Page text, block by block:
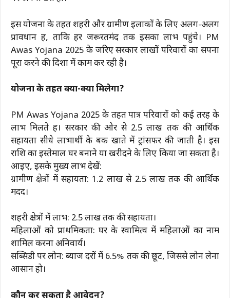
इस योजना के तहत शहरी और ग्रामीण इलाकों के लिए अलग-अलग
प्रावधान हैं, ताकि हर जरूरतमंद तक इसका लाभ पहुंचे। PM
Awas Yojana 2025 के जरिए सरकार लाखों परिवारों का सपना
पूरा करने की दिशा में काम कर रही है।
योजना के तहत क्या-क्या मिलेगा?
PM Awas Yojana 2025 के तहत पात्र परिवारों को कई तरह के
लाभ मिलते हैं। सरकार की ओर से ₹2.5 लाख तक की आर्थिक
सहायता सीधे लाभार्थी के बैंक खाते में ट्रांसफर की जाती है। इस
राशि का इस्तेमाल घर बनाने या खरीदने के लिए किया जा सकता है।
आइए, इसके मुख्य लाभ देखें:
ग्रामीण क्षेत्रों में सहायता: ₹1.2 लाख से ₹2.5 लाख तक की आर्थिक
मदद।
शहरी क्षेत्रों में लाभ: ₹2.5 लाख तक की सहायता।
महिलाओं को प्राथमिकता: घर के स्वामित्व में महिलाओं का नाम
शामिल करना अनिवार्य।
सब्सिडी पर लोन: ब्याज दरों में 6.5% तक की छूट, जिससे लोन लेना
आसान हो।